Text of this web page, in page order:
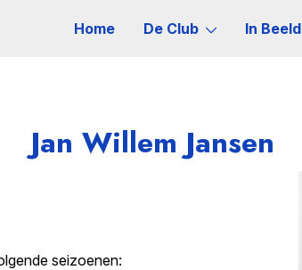
Home De Club In Beeld
Jan Willem Jansen
seizoenen: